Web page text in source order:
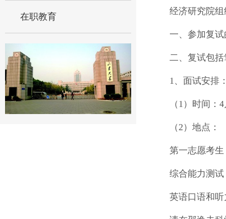
在职教育
经济研究院
一、参加复
二、复试包
1、面试安排
（1）时间：
（2）地点：
第一志愿考生
综合能力测
英语口语和